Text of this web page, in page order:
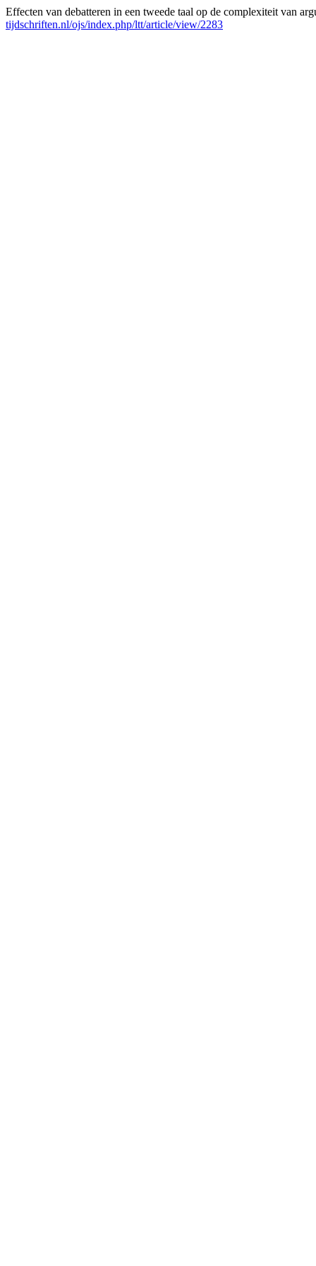
Effecten van debatteren in een tweede taal op de complexiteit van
tijdschriften.nl/ojs/index.php/ltt/article/view/2283